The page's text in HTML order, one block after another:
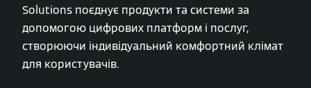
Solutions поєднує продукти та системи за
допомогою цифрових платформ і послуг,
створюючи індивідуальний комфортний клімат
для користувачів.